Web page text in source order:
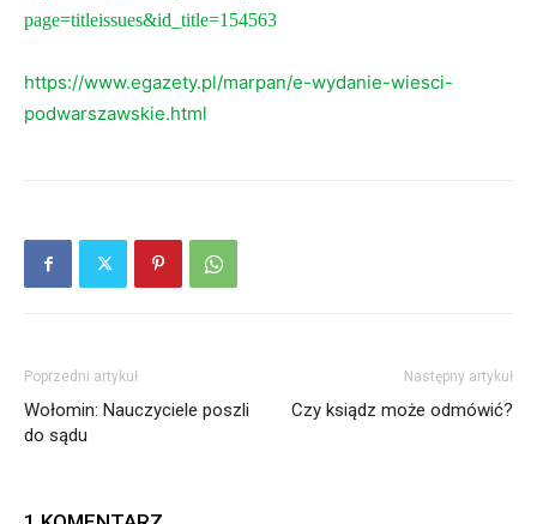
page=titleissues&id_title=154563
https://www.egazety.pl/marpan/e-wydanie-wiesci-
podwarszawskie.html
Poprzedni artykuł
Wołomin: Nauczyciele poszli
do sądu
Następny artykuł
Czy ksiądz może odmówić?